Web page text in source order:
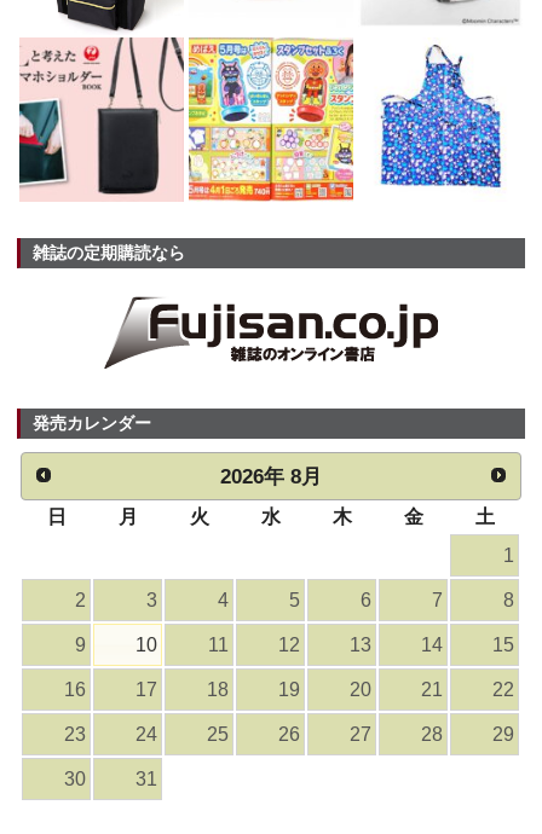
雑誌の定期購読なら
発売カレンダー
2026年 8月
日 月 火 水 木 金
土
1
2 3 4 5 6 7 8
9 10 11 12 13 14 15
16 17 18 19 20 21 22
23 24 25 26 27 28 29
30 31